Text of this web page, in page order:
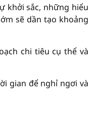
khởi sắc, những hiểu
sẽ dần tạo khoảng
chi tiêu cụ thể và
gian để nghỉ ngơi và